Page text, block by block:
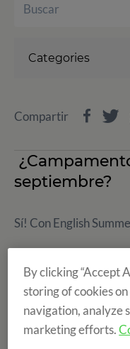
septiembre?
Sí! Con English
en julio y algunos
mes de septiembre,
verano y los niños
solucionamos el
Categories
Compartir
By clicking “Accept
storing of cookies
navigation, analyze
marketing efforts.